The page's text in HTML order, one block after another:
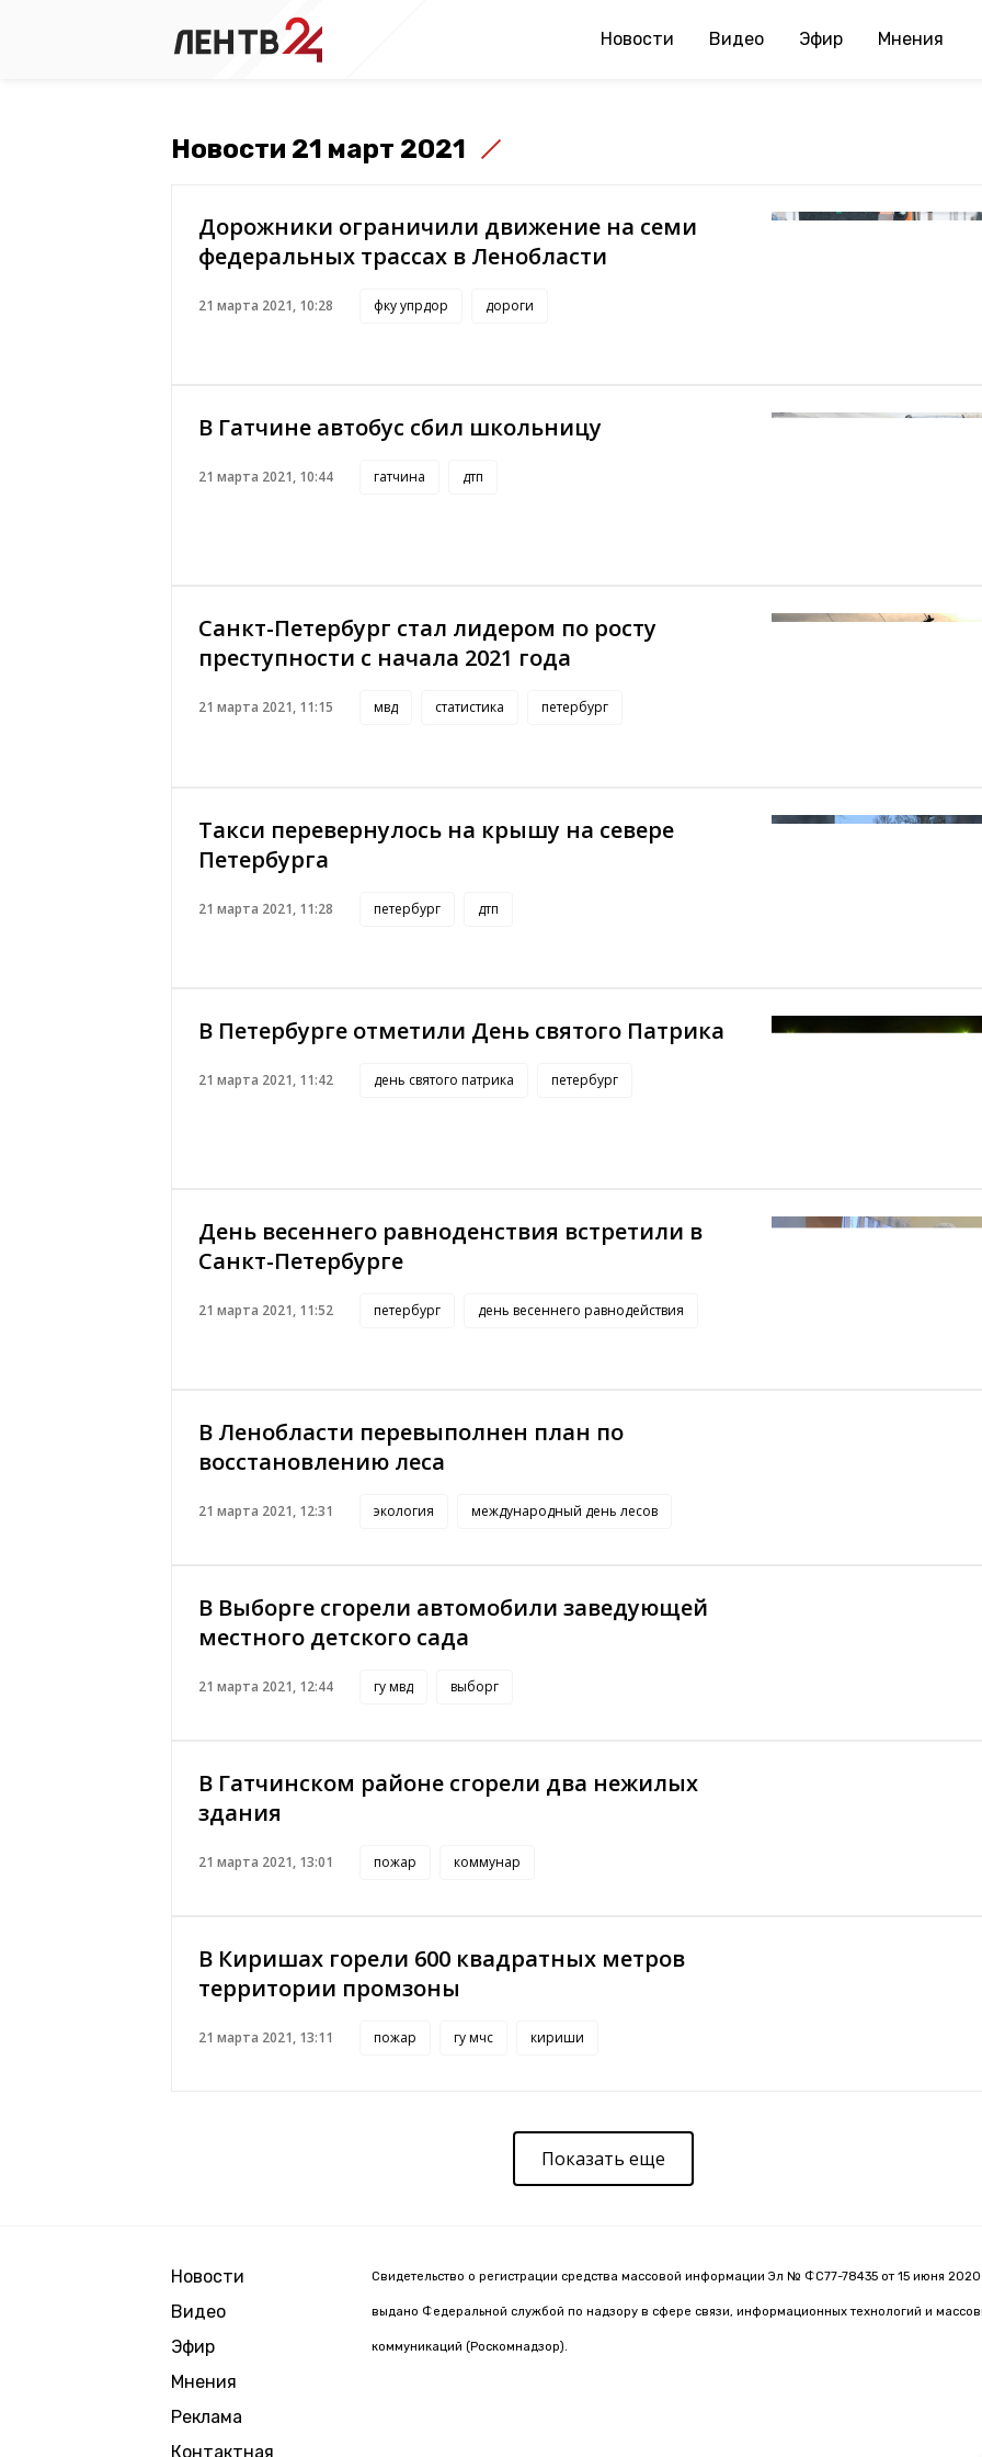
Новости Видео Эфир Мнения
Новости 21 март 2021
Дорожники ограничили движение на семи
федеральных трассах в Ленобласти
21 марта 2021, 10:28 фку упрдор дороги
В Гатчине автобус сбил школьницу
21 марта 2021, 10:44 гатчина дтп
Санкт-Петербург стал лидером по росту
преступности с начала 2021 года
21 марта 2021, 11:15 мвд статистика петербург
Такси перевернулось на крышу на севере
Петербурга
21 марта 2021, 11:28 петербург дтп
В Петербурге отметили День святого Патрика
21 марта 2021, 11:42 день святого патрика петербург
День весеннего равноденствия встретили в
Санкт-Петербурге
21 марта 2021, 11:52 петербург день весеннего равнодействия
В Ленобласти перевыполнен план по
восстановлению леса
21 марта 2021, 12:31 экология международный день лесов
В Выборге сгорели автомобили заведующей
местного детского сада
21 марта 2021, 12:44 гу мвд выборг
В Гатчинском районе сгорели два нежилых
здания
21 марта 2021, 13:01 пожар коммунар
В Киришах горели 600 квадратных метров
территории промзоны
21 марта 2021, 13:11 пожар гу мчс кириши
Показать еще
Новости
Видео
Эфир
Мнения
Реклама
Контактная
Свидетельство о регистрации средства массовой информации Эл № ФС77-78435 от 15 июня 2020
выдано Федеральной службой по надзору в сфере связи, информационных технологий и
коммуникаций (Роскомнадзор).